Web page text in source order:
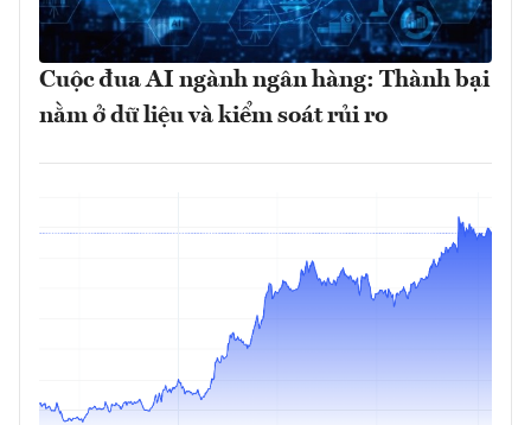
Cuộc đua AI ngành ngân hàng: Thành bại
nằm ở dữ liệu và kiểm soát rủi ro